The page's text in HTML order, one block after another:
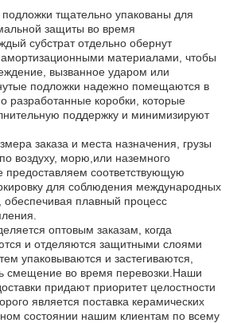
тщательно упакованы для
защиты во время
субстрат отдельно обернут
амортизационными материалами, чтобы
вызванное ударом или
подложки надежно помещаются в
разработанные коробки, которые
поддержку и минимизируют
заказа и места назначения, грузы
воздуху, морю,или наземного
предоставляем соответствующую
для соблюдения международных
обеспечивая плавный процесс
оптовым заказам, когда
и отделяются защитными слоями
упаковываются и застегиваются,
смещение во время перевозки.Наши
придают приоритет целостности
является поставка керамических
состоянии нашим клиентам по всему